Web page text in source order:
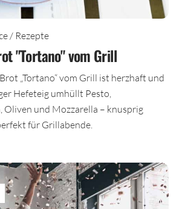
/ Rezepte
"Tortano" vom Grill
„Tortano“ vom Grill ist herzhaft und
Hefeteig umhüllt Pesto,
Oliven und Mozzarella – knusprig
für Grillabende.